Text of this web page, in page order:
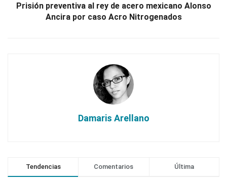
Prisión preventiva al rey de acero mexicano Alonso
Ancira por caso Acro Nitrogenados
Damaris Arellano
Tendencias Comentarios Última